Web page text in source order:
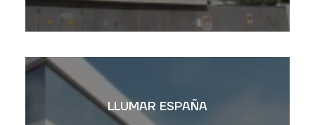
LLUMAR ESPAÑA